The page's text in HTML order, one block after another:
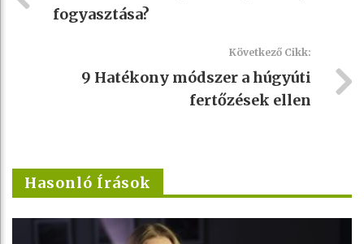
fogyasztása?
Következő Cikk:
9 Hatékony módszer a húgyúti
fertőzések ellen
Hasonló Írások